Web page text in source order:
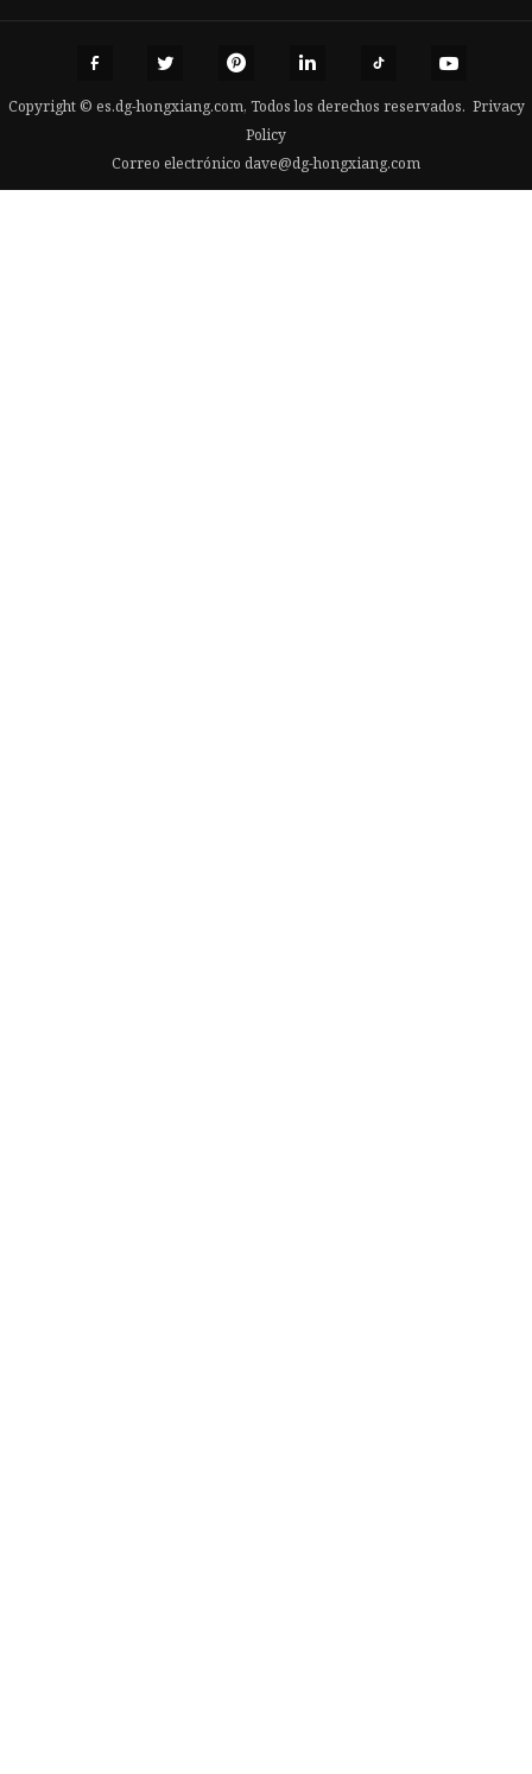
Copyright © es.dg-hongxiang.com, Todos los derechos reservados. Privacy
Policy
Correo electrónico dave@dg-hongxiang.com